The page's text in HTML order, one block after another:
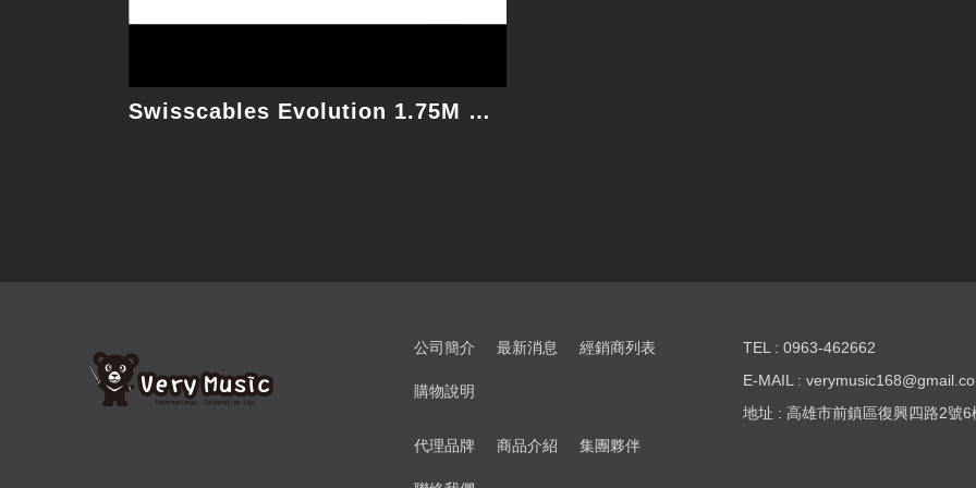
Swisscables Evolution 1.75M 電源線
公司簡介 最新消息 經銷商列表
購物說明
代理品牌 商品介紹 集團夥伴
TEL : 0963-462662
E-MAIL :
地址 : 高雄市前鎮區復興四路2號6